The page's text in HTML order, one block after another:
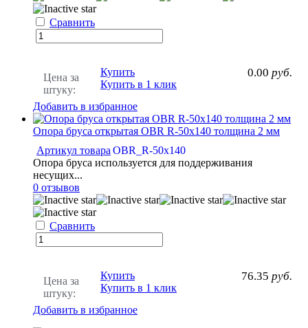
Сравнить
Цена за
штуку:
0.00 руб.
Купить
Купить в 1 клик
Добавить в избранное
Опора бруса открытая OBR R-50x140 толщина 2 мм
Артикул товара OBR_R-50х140
Опора бруса используется для поддерживания
несущих...
0 отзывов
Сравнить
Цена за
штуку:
76.35 руб.
Купить
Купить в 1 клик
Добавить в избранное